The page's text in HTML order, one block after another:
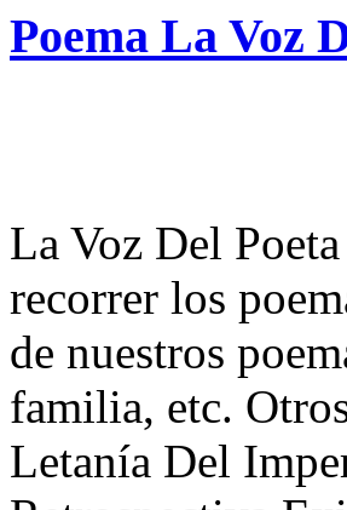
Poema La Voz
La Voz Del
recorrer los
de nuestros
familia, etc.
Letanía Del